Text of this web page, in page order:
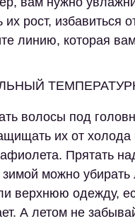
их рост, избавиться
линию, которая
волосы под
их от холода
Прятать
зимой можно
верхнюю одежду,
А летом не